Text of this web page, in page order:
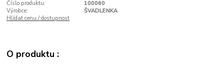
Číslo produktu:
100060
Výrobce:
ŠVADLENKA
Hlídat cenu / dostupnost
O produktu :